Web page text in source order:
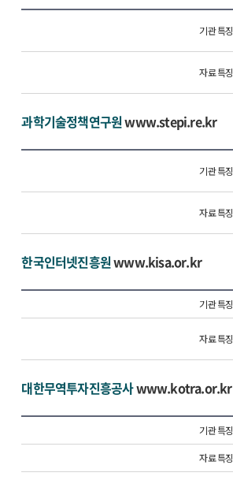
기관 특징
자료 특징
과학기술정책연구원www.stepi.re.kr
기관 특징
자료 특징
한국인터넷진흥원www.kisa.or.kr
기관 특징
자료 특징
대한무역투자진흥공사www.kotra.or.kr
기관 특징
자료 특징